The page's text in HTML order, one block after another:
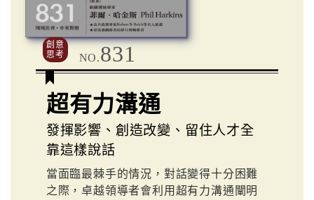
創意
思考
NO.831
超有力溝通
發揮影響、創造改變、留住人才全
靠這樣說話
當面臨最棘手的情況，對話變得十分困難
之際，卓越領導者會利用超有力溝通闡明